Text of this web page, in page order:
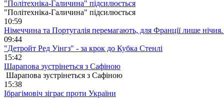
"Політехніка-Галичина" підсилюється
"Політехніка-Галичина" підсилюється
10:59
Німеччина та Португалія перемагають, для Франції лише
09:44
"Детройт Ред Уінгз" - за крок до Кубка Стенлі
15:42
Шарапова зустрінеться з Сафіною
Шарапова зустрінеться з Сафіною
15:38
Ібрагімовіч зіграє проти України